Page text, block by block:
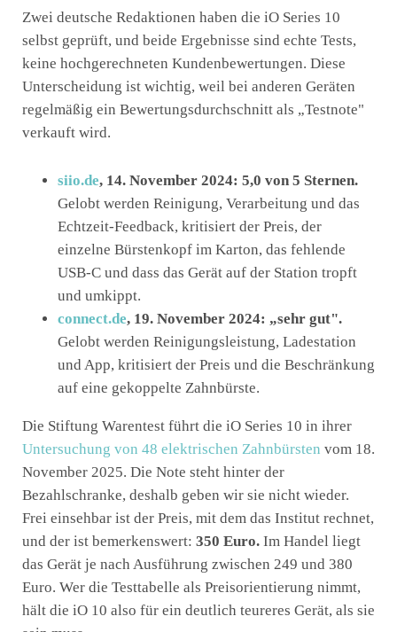
Zwei deutsche Redaktionen haben die iO Series 10
selbst geprüft, und beide Ergebnisse sind echte Tests,
keine hochgerechneten Kundenbewertungen. Diese
Unterscheidung ist wichtig, weil bei anderen Geräten
regelmäßig ein Bewertungsdurchschnitt als „Testnote"
verkauft wird.
siio.de, 14. November 2024: 5,0 von 5 Sternen.
Gelobt werden Reinigung, Verarbeitung und das
Echtzeit-Feedback, kritisiert der Preis, der
einzelne Bürstenkopf im Karton, das fehlende
USB-C und dass das Gerät auf der Station tropft
und umkippt.
connect.de, 19. November 2024: „sehr gut".
Gelobt werden Reinigungsleistung, Ladestation
und App, kritisiert der Preis und die Beschränkung
auf eine gekoppelte Zahnbürste.
Die Stiftung Warentest führt die iO Series 10 in ihrer
Untersuchung von 48 elektrischen Zahnbürsten vom 18.
November 2025. Die Note steht hinter der
Bezahlschranke, deshalb geben wir sie nicht wieder.
Frei einsehbar ist der Preis, mit dem das Institut rechnet,
und der ist bemerkenswert: 350 Euro. Im Handel liegt
das Gerät je nach Ausführung zwischen 249 und 380
Euro. Wer die Testtabelle als Preisorientierung nimmt,
hält die iO 10 also für ein deutlich teureres Gerät, als sie